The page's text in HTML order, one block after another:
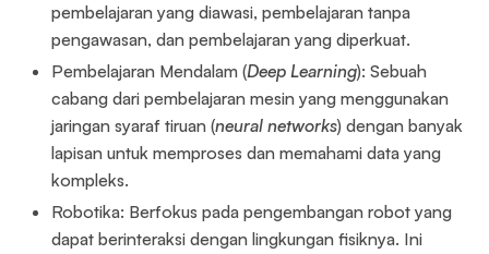
pembelajaran yang diawasi, pembelajaran tanpa
pengawasan, dan pembelajaran yang diperkuat.
Pembelajaran Mendalam (Deep Learning): Sebuah
cabang dari pembelajaran mesin yang menggunakan
jaringan syaraf tiruan (neural networks) dengan banyak
lapisan untuk memproses dan memahami data yang
kompleks.
Robotika: Berfokus pada pengembangan robot yang
dapat berinteraksi dengan lingkungan fisiknya. Ini